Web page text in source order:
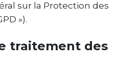
sur la Protection des
»).
traitement des